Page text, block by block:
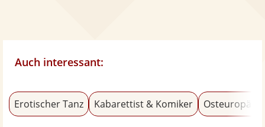
Auch interessant:
Erotischer Tanz Kabarettist & Komiker